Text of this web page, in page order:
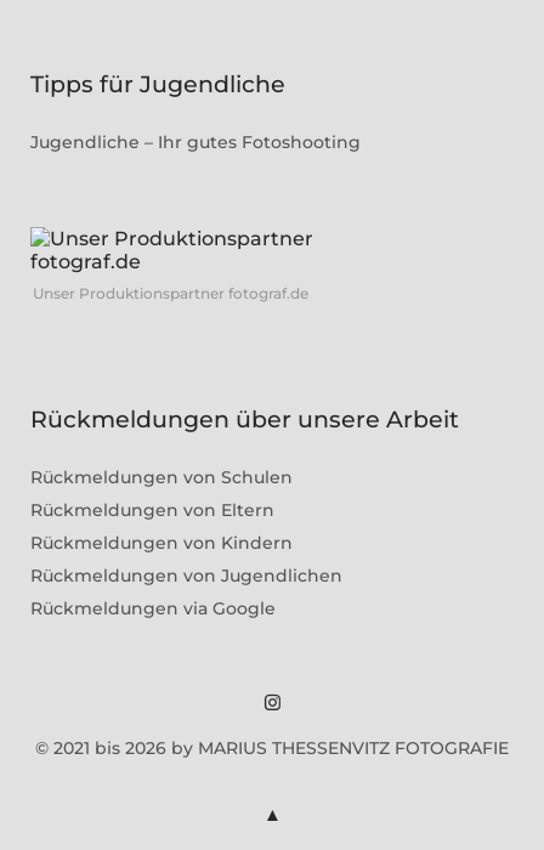
Tipps für Jugendliche
Jugendliche – Ihr gutes Fotoshooting
Unser Produktionspartner fotograf.de
Rückmeldungen über unsere Arbeit
Rückmeldungen von Schulen
Rückmeldungen von Eltern
Rückmeldungen von Kindern
Rückmeldungen von Jugendlichen
Rückmeldungen via Google
Marius
Instagram
© 2021 bis 2026 by MARIUS THESSENVITZ FOTOGRAFIE